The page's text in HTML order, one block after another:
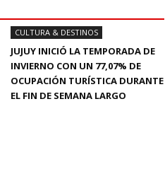
CULTURA & DESTINOS
JUJUY INICIÓ LA TEMPORADA DE
INVIERNO CON UN 77,07% DE
OCUPACIÓN TURÍSTICA DURANTE
EL FIN DE SEMANA LARGO